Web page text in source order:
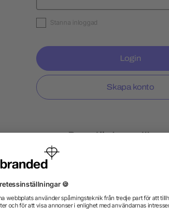
Stanna inloggad
Login
Skapa konto
Populär hos
Ficklampor
Hörlurar Slazenger